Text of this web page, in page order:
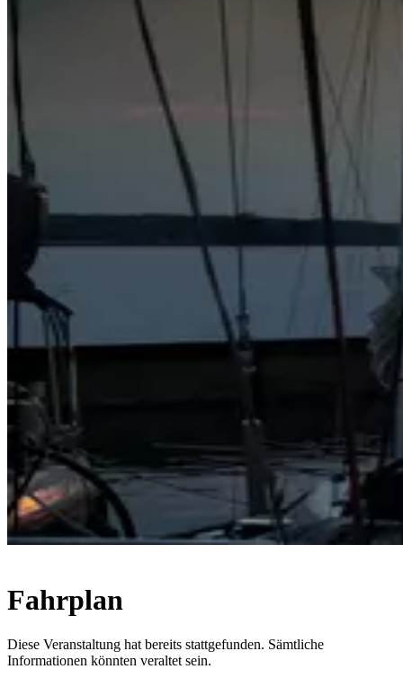
Fahrplan
Diese Veranstaltung hat bereits stattgefunden. Sämtliche
Informationen könnten veraltet sein.